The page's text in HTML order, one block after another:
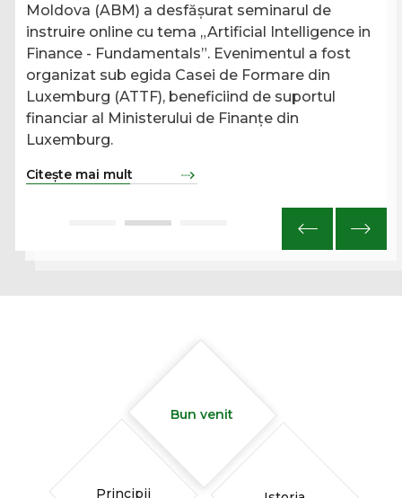
Moldova (ABM) a desfășurat seminarul de
instruire online cu tema „Artificial Intelligence in
Finance - Fundamentals”. Evenimentul a fost
organizat sub egida Casei de Formare din
Luxemburg (ATTF), beneficiind de suportul
financiar al Ministerului de Finanțe din
Luxemburg.
Citește mai mult
Bun venit
Principii